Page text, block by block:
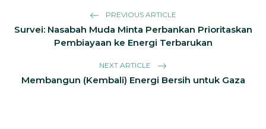
PREVIOUS ARTICLE
Survei: Nasabah Muda Minta Perbankan Prioritaskan
Pembiayaan ke Energi Terbarukan
NEXT ARTICLE
Membangun (Kembali) Energi Bersih untuk Gaza